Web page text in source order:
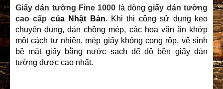
Giấy dán tường Fine 1000 là dònggiấy dán tường
cao cấp của Nhật Bản. Khi thi công sử dụng keo
chuyên dụng, dán chồng mép, các hoa văn ăn khớp
một cách tự nhiên, mép giấy không cong rộp, vệ sinh
bề mặt giấy bằng nước sạch để độ bền giấy dán
tường được cao nhất.